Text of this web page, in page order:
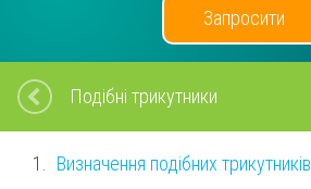
Запросити
Подібні трикутники
Визначення подібних трикутників